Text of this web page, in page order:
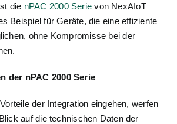
die nPAC 2000 Serie von NexAIoT
Beispiel für Geräte, die eine effiziente
ohne Kompromisse bei der
der nPAC 2000 Serie
der Integration eingehen, werfen
auf die technischen Daten der